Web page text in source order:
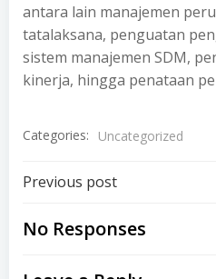
antara lain manajemen
tatalaksana, penguatan
sistem manajemen SDM,
kinerja, hingga penataan
Categories: Uncategorized
Post
navigation
Previous post
No Responses